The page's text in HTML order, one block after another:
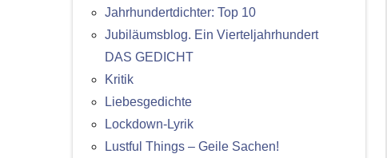
Jahrhundertdichter: Top 10
Jubiläumsblog. Ein Vierteljahrhundert
DAS GEDICHT
Kritik
Liebesgedichte
Lockdown-Lyrik
Lustful Things – Geile Sachen!